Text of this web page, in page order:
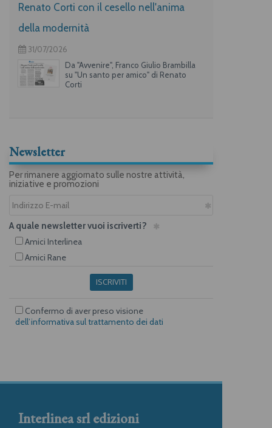
Renato Corti con il cesello nell'anima
della modernità
31/07/2026
Da "Avvenire", Franco Giulio Brambilla
su "Un santo per amico" di Renato
Corti
Newsletter
Per rimanere aggiornato sulle nostre attività,
iniziative e promozioni
A quale newsletter vuoi iscriverti?
Amici Interlinea
Amici Rane
ISCRIVITI
Confermo di aver preso visione
dell’informativa sul trattamento dei dati
Interlinea srl edizioni